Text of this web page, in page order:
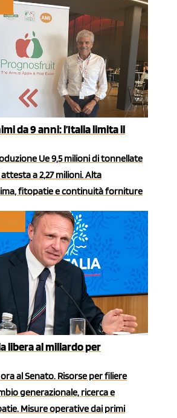
da 9 anni: l’Italia limita il
Ue 9,5 milioni di tonnellate
attesta a 2,27 milioni. Alta
fitopatie e continuità forniture
libera al miliardo per
al Senato. Risorse per filiere
generazionale, ricerca e
Misure operative dai primi